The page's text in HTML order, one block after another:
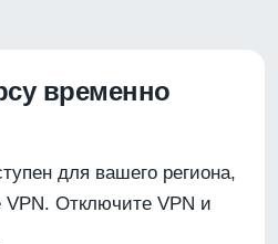
временно
для вашего региона,
VPN. Отключите VPN и